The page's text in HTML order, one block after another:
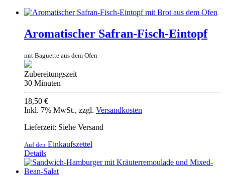
Aromatischer Safran-Fisch-Eintopf
mit Baguette aus dem Ofen
Zubereitungszeit
30 Minuten
18,50 €
Inkl. 7% MwSt., zzgl. Versandkosten
Lieferzeit: Siehe Versand
Auf den Einkaufszettel
Details